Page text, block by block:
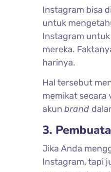
Instagram bisa
untuk
Instagram
mereka.
harinya.
Hal tersebut
memikat secara
akun brand
3.
Jika Anda
Instagram, tapi